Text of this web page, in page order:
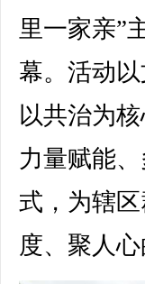
里一家亲”
幕。活动
以共治为
力量赋能
式，为辖
度、聚人心